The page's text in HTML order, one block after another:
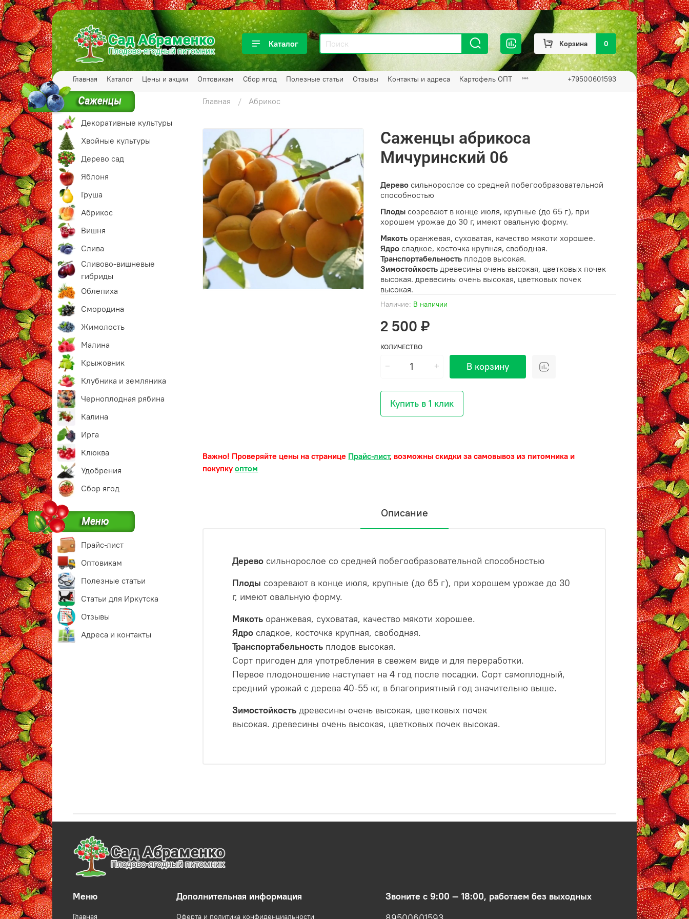
Каталог Корзина 0
Главная Каталог Цены и акции Оптовикам Сбор ягод Полезные статьи Отзывы Контакты и адреса Картофель ОПТ +79500601593
Главная Абрикос
Наличие: В наличии
Саженцы абрикоса
Мичуринский 06
2 500 ₽
КОЛИЧЕСТВО
В корзину
Купить в 1 клик
Деревосильнорослое со средней побегообразовательной
способностью
Плодысозревают в конце июля, крупные (до 65 г), при
хорошем урожае до 30 г, имеют овальную форму.
Мякоть оранжевая, суховатая, качество мякоти хорошее.
Ядро сладкое, косточка крупная, свободная.
Транспортабельность плодов высокая.
Зимостойкость древесины очень высокая, цветковых почек
высокая. древесины очень высокая, цветковых почек
высокая.
Важно! Проверяйте цены на странице Прайс-лист, возможны скидки за самовывоз из питомника и
покупкуоптом
Описание
Дерево сильнорослое со средней побегообразовательной способностью
Плоды созревают в конце июля, крупные (до 65 г), при хорошем урожае до 30
г, имеют овальную форму.
Мякоть оранжевая, суховатая, качество мякоти хорошее.
Ядро сладкое, косточка крупная, свободная.
Транспортабельность плодов высокая.
Сорт пригоден для употребления в свежем виде и для переработки.
Первое плодоношение наступает на 4 год после посадки. Сорт самоплодный,
средний урожай с дерева 40-55 кг, в благоприятный год значительно выше.
Зимостойкостьдревесины очень высокая, цветковых почек
высокая. древесины очень высокая, цветковых почек высокая.
Декоративные культуры
Хвойные культуры
Дерево сад
Яблоня
Груша
Абрикос
Вишня
Слива
Сливово-вишневые
гибриды
Облепиха
Смородина
Жимолость
Малина
Крыжовник
Клубника и земляника
Черноплодная рябина
Калина
Ирга
Клюква
Удобрения
Сбор ягод
Прайс-лист
Оптовикам
Полезные статьи
Статьи для Иркутска
Отзывы
Адреса и контакты
Меню
Главная
Дополнительная информация
Оферта и политика конфиденциальности
Звоните с 9:00 — 18:00, работаем без выходных